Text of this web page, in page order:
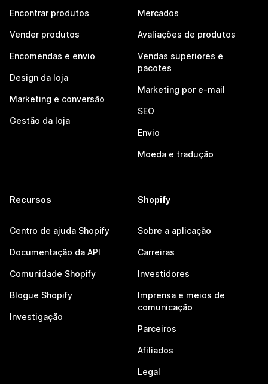
Encontrar produtos
Vender produtos
Encomendas e envio
Design da loja
Marketing e conversão
Gestão da loja
Mercados
Avaliações de produtos
Vendas superiores e
pacotes
Marketing por e-mail
SEO
Envio
Moeda e tradução
Recursos
Centro de ajuda Shopify
Documentação da API
Comunidade Shopify
Blogue Shopify
Investigação
Shopify
Sobre a aplicação
Carreiras
Investidores
Imprensa e meios de
comunicação
Parceiros
Afiliados
Legal